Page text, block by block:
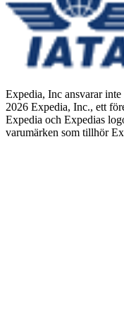
Expedia, Inc ansvarar
2026 Expedia, Inc., ett
Expedia och Expedias
varumärken som tillhör